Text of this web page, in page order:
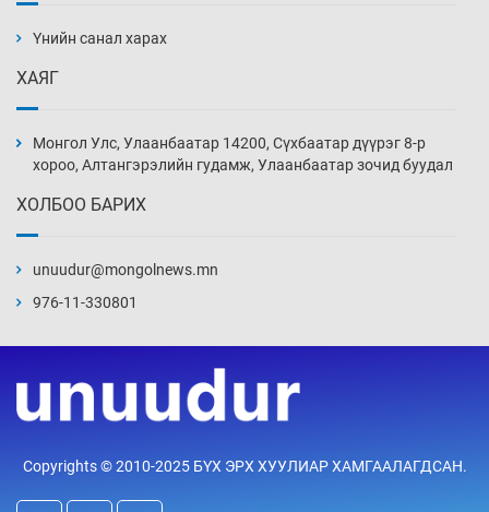
нэмэгджээ
21 цаг 10 мин
21 цаг 40 мин
22 цаг 10 мин
үйлчилж буй гэв
22 цаг 40 мин
Үнийн санал харах
ХАЯГ
Монгол Улс, Улаанбаатар 14200, Сүхбаатар дүүрэг 8-р
хороо, Алтангэрэлийн гудамж, Улаанбаатар зочид буудал
ХОЛБОО БАРИХ
unuudur@mongolnews.mn
976-11-330801
Copyrights © 2010-2025 БҮХ ЭРХ ХУУЛИАР ХАМГААЛАГДСАН.